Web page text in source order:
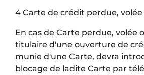
4 Carte de crédit perdue,
En cas de Carte perdue, volée
titulaire d'une ouverture de
munie d'une Carte, devra
blocage de ladite Carte par